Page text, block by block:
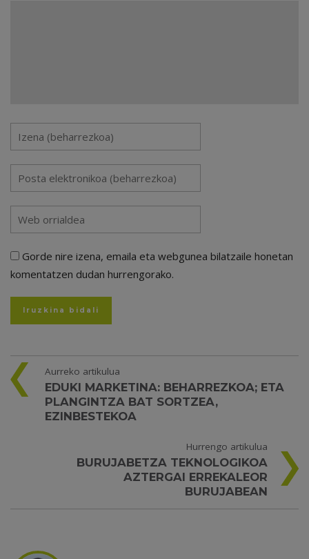
Gorde nire izena, emaila eta webgunea bilatzaile honetan
komentatzen dudan hurrengorako.
Aurreko artikulua
EDUKI MARKETINA: BEHARREZKOA; ETA
PLANGINTZA BAT SORTZEA,
EZINBESTEKOA
Hurrengo artikulua
BURUJABETZA TEKNOLOGIKOA
AZTERGAI ERREKALEOR
BURUJABEAN